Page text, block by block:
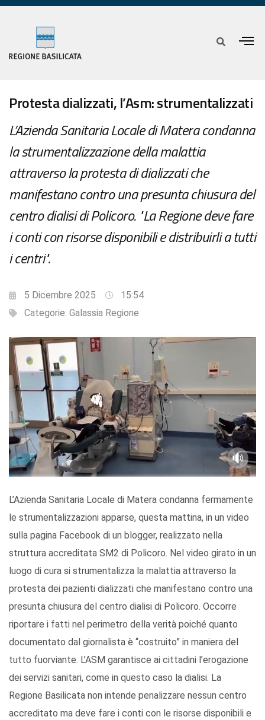
Protesta dializzati, l’Asm: strumentalizzati
L’Azienda Sanitaria Locale di Matera condanna
la strumentalizzazione della malattia
attraverso la protesta di dializzati che
manifestano contro una presunta chiusura del
centro dialisi di Policoro. "La Regione deve fare
i conti con risorse disponibili e distribuirli a tutti
i centri".
5 Dicembre 2025
15:54
Categorie: Galassia Regione
L’Azienda Sanitaria Locale di Matera condanna fermamente
le strumentalizzazioni apparse, questa mattina, in un video
sulla pagina Facebook di un blogger, realizzato nella
struttura accreditata SM2 di Policoro. Nel video girato in un
luogo di cura si strumentalizza la malattia attraverso la
protesta dei pazienti dializzati che manifestano contro una
presunta chiusura del centro dialisi di Policoro. Occorre
riportare i fatti nel perimetro della verità poiché quanto
documentato dal giornalista è “costruito” in maniera del
tutto fuorviante. L’ASM garantisce ai cittadini l’erogazione
dei servizi sanitari, come in questo caso la dialisi. La
Regione Basilicata non intende penalizzare nessun centro
accreditato ma deve fare i conti con le risorse disponibili e